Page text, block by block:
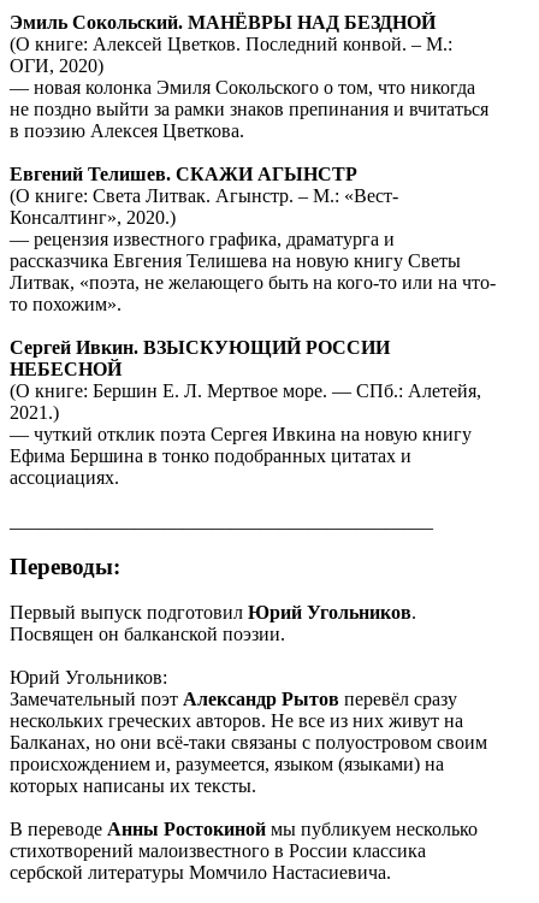
Эмиль Сокольский. МАНЁВРЫ НАД БЕЗДНОЙ
(О книге: Алексей Цветков. Последний конвой. – М.:
ОГИ, 2020)
— новая колонка Эмиля Сокольского о том, что никогда
не поздно выйти за рамки знаков препинания и вчитаться
в поэзию Алексея Цветкова.
Евгений Телишев. СКАЖИ АГЫНСТР
(О книге: Света Литвак. Агынстр. – М.: «Вест-
Консалтинг», 2020.)
— рецензия известного графика, драматурга и
рассказчика Евгения Телишева на новую книгу Светы
Литвак, «поэта, не желающего быть на кого-то или на что-
то похожим».
Сергей Ивкин. ВЗЫСКУЮЩИЙ РОССИИ
НЕБЕСНОЙ
(О книге: Бершин Е. Л. Мертвое море. — СПб.: Алетейя,
2021.)
— чуткий отклик поэта Сергея Ивкина на новую книгу
Ефима Бершина в тонко подобранных цитатах и
ассоциациях.
Переводы:
Первый выпуск подготовил Юрий Угольников.
Посвящен он балканской поэзии.
Юрий Угольников:
Замечательный поэт Александр Рытов перевёл сразу
нескольких греческих авторов. Не все из них живут на
Балканах, но они всё-таки связаны с полуостровом своим
происхождением и, разумеется, языком (языками) на
которых написаны их тексты.
В переводе Анны Ростокиной мы публикуем несколько
стихотворений малоизвестного в России классика
сербской литературы Момчило Настасиевича.